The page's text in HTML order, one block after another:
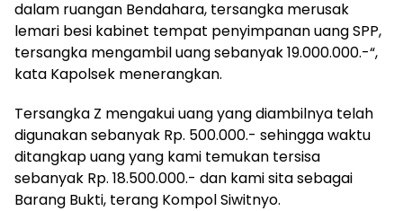
dalam ruangan Bendahara, tersangka merusak
lemari besi kabinet tempat penyimpanan uang SPP,
tersangka mengambil uang sebanyak 19.000.000.-“,
kata Kapolsek menerangkan.
Tersangka Z mengakui uang yang diambilnya telah
digunakan sebanyak Rp. 500.000.- sehingga waktu
ditangkap uang yang kami temukan tersisa
sebanyak Rp. 18.500.000.- dan kami sita sebagai
Barang Bukti, terang Kompol Siwitnyo.